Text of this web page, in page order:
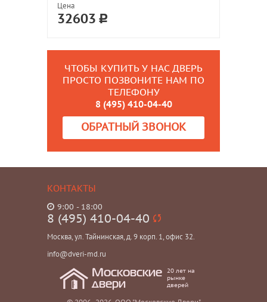
Цена
32603
ЧТОБЫ КУПИТЬ У НАС ДВЕРЬ
ПРОСТО ПОЗВОНИТЕ НАМ ПО
ТЕЛЕФОНУ
8 (495) 410-04-40
ОБРАТНЫЙ ЗВОНОК
КОНТАКТЫ
9:00 - 18:00
8 (495) 410-04-40
Москва, ул. Тайнинская, д. 9 корп. 1, офис 32.
info@dveri-md.ru
Московские
двери
20 лет на
рынке
дверей